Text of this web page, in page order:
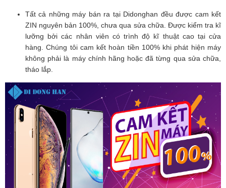
Tất cả những máy bán ra tại Didonghan đều được cam kết
ZIN nguyên bản 100%, chưa qua sửa chữa. Được kiểm tra kĩ
lưỡng bởi các nhân viên có trình độ kĩ thuật cao tại cửa
hàng. Chúng tôi cam kết hoàn tiền 100% khi phát hiện máy
không phải là máy chính hãng hoặc đã từng qua sửa chữa,
tháo lắp.